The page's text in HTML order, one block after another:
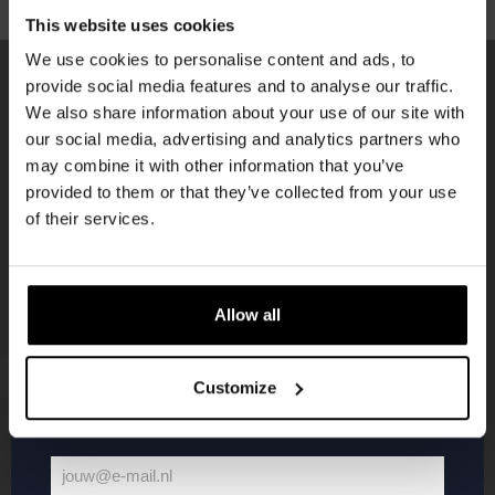
This website uses cookies
We use cookies to personalise content and ads, to
provide social media features and to analyse our traffic.
We also share information about your use of our site with
our social media, advertising and analytics partners who
may combine it with other information that you’ve
provided to them or that they’ve collected from your use
of their services.
Allow all
Customize
KOMPAAN
nieuwsbrief
KOMPAAN
korting
Word lid van de Kompaan-community en schrijf
je in voor onze nieuwsbrief.
Ontvang een persoonlijke eenmalige
eerste over onze nieuwe bieren,
Vul hieronder jouw e-mailadres in om uw
jouw@e-mail.nl